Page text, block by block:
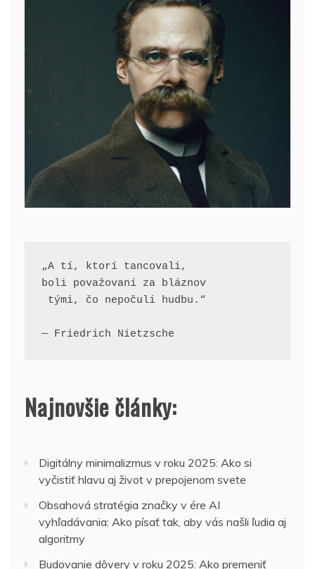
„A tí, ktorí tancovali,
boli považovaní za bláznov
tými, čo nepočuli hudbu.“
— Friedrich Nietzsche
Najnovšie články:
Digitálny minimalizmus v roku 2025: Ako si
vyčistiť hlavu aj život v prepojenom svete
Obsahová stratégia značky v ére AI
vyhľadávania: Ako písať tak, aby vás našli ľudia aj
algoritmy
Budovanie dôvery v roku 2025: Ako premeniť